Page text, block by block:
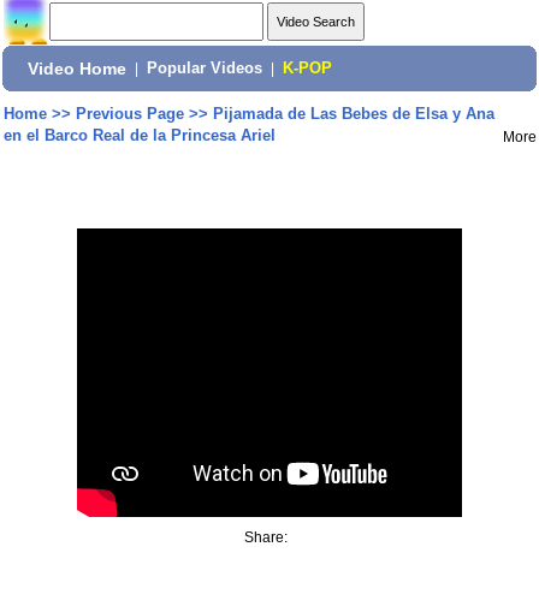
Video Home Popular Videos K-POP
Home>> Previous Page>> Pijamada de Las Bebes de Elsa y Ana
en el Barco Real de la Princesa Ariel
More
Share: